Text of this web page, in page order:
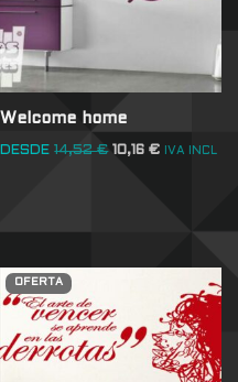
Welcome home
DESDE 14,52€ 10,16€ IVA INCL
OFERTA